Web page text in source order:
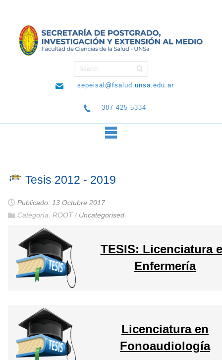
sepeisal@fsalud.unsa.edu.ar
387 425 5334
Tesis 2012 - 2019
Publicado: 13 Octubre 2017
Categoría: ROOT/ Uncategorised
TESIS: Licenciatura
Enfermería
Licenciatura en
Fonoaudiología